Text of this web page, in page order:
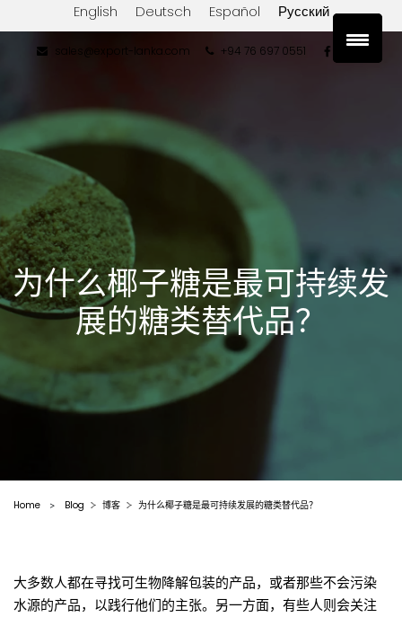
English Deutsch Español Русский
sales@export-lanka.com +94 76 697 0551
为什么椰子糖是最可持续发
展的糖类替代品？
Home > Blog 博客 为什么椰子糖是最可持续发展的糖类替代品？
大多数人都在寻找可生物降解包装的产品，或者那些不会污染
水源的产品，以践行他们的主张。另一方面，有些人则会关注